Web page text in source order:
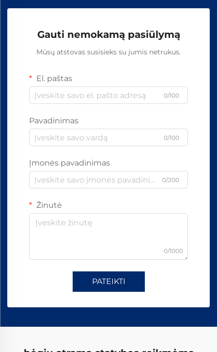
Gauti nemokamą pasiūlymą
Mūsų atstovas susisieks su jumis netrukus.
El. paštas
0/100
Pavadinimas
0/100
Įmonės pavadinimas
0/200
Žinutė
0/1000
PATEIKTI